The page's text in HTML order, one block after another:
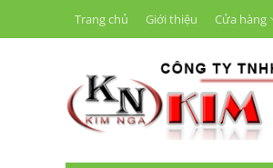
Trang chủ Giới thiệu Cửa hàng